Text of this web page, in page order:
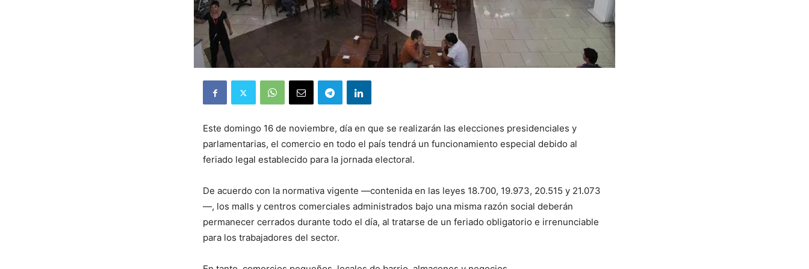
Este domingo 16 de noviembre, día en que se realizarán las elecciones presidenciales y
parlamentarias, el comercio en todo el país tendrá un funcionamiento especial debido al
feriado legal establecido para la jornada electoral.
De acuerdo con la normativa vigente —contenida en las leyes 18.700, 19.973, 20.515 y 21.073
—, los malls y centros comerciales administrados bajo una misma razón social deberán
permanecer cerrados durante todo el día, al tratarse de un feriado obligatorio e irrenunciable
para los trabajadores del sector.